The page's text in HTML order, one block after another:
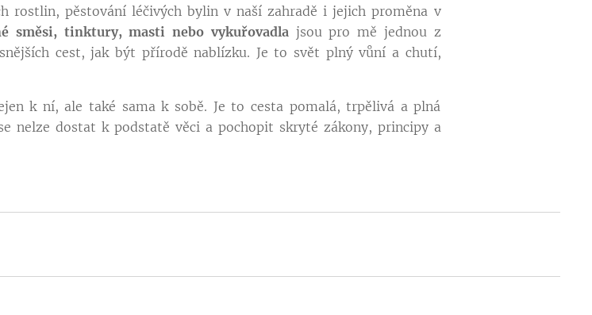
rostlin, pěstování léčivých bylin v naší zahradě i jejich proměna v
směsi, tinktury, masti nebo vykuřovadla jsou pro mě jednou z
cest, jak být přírodě nablízku. Je to svět plný vůní a chutí,
k ní, ale také sama k sobě. Je to cesta pomalá, trpělivá a plná
nelze dostat k podstatě věci a pochopit skryté zákony, principy a